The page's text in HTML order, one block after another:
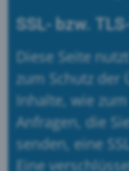
SSL- bzw.
Diese Seite
zum Schutz der
Inhalte, wie
Anfragen, die
senden, eine
Eine